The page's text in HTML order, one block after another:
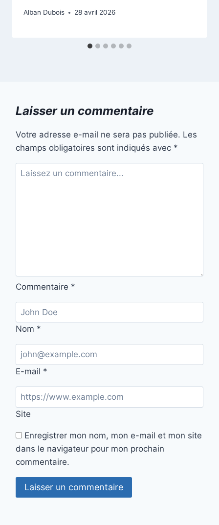
Alban Dubois 28 avril 2026
Laisser un commentaire
Votre adresse e-mail ne sera pas publiée. Les
champs obligatoires sont indiqués avec *
Commentaire *
Nom *
E-mail *
Site
Enregistrer mon nom, mon e-mail et mon site
dans le navigateur pour mon prochain
commentaire.